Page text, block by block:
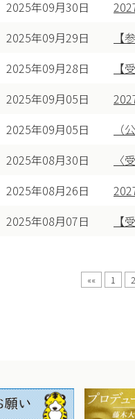
2025年09月30日
2025年09月29日
【
2025年09月28日
【
2025年09月05日
2025年09月05日
2025年08月30日
〈
2025年08月26日
2025年08月07日
【
«« 1 2